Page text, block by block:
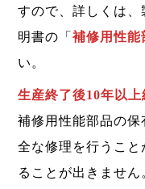
すので、詳しくは
明書の「補修用性能
い。
生産終了後10年以
補修用性能部品の
全な修理を行うこ
ることが出きません